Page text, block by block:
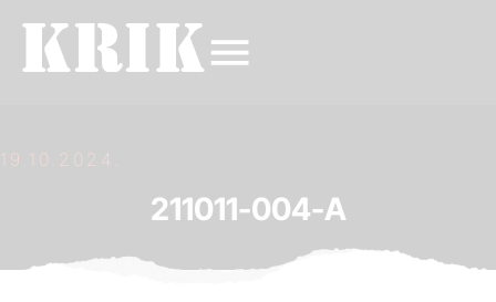
19.10.2024.
211011-004-A